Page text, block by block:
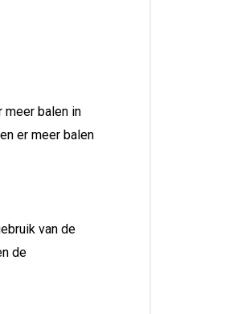
meer balen in
er meer balen
van de
de